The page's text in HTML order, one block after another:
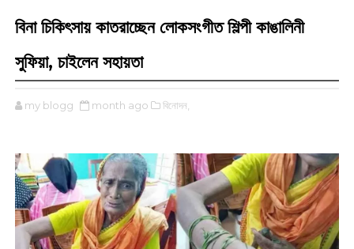
বিনা চিকিৎসায় কাতরাচ্ছেন লোকসংগীত শিল্পী কাঙালিনী
সুফিয়া, চাইলেন সহায়তা
my blogg month ago বিনোদন,